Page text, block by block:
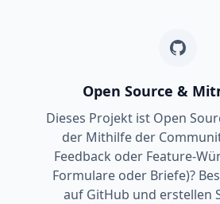
Open Source &
Dieses Projekt ist Open
der Mithilfe der
Feedback oder Feature-
Formulare oder Briefe)?
auf GitHub und erstellen